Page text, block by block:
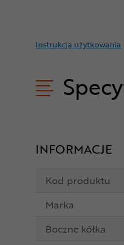
Instrukcja użytkowania
INFORMACJE
Kod produktu
Marka
Boczne kółka